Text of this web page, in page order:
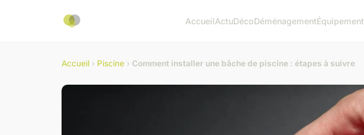
AccueilActuDécoDéménagementÉquipement
Accueil › Piscine › Comment installer une bâche de piscine : étapes à suivre